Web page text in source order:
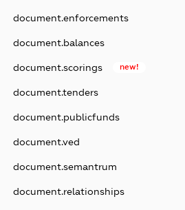
document.enforcements
document.balances
document.scorings new!
document.tenders
document.publicfunds
document.ved
document.semantrum
document.relationships